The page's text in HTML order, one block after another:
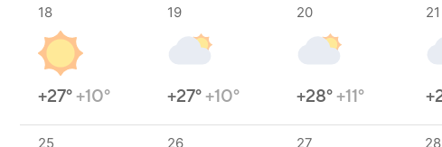
18
+27°+10°
19
+27°+10°
20
+28°+11°
21
25 26 27 28